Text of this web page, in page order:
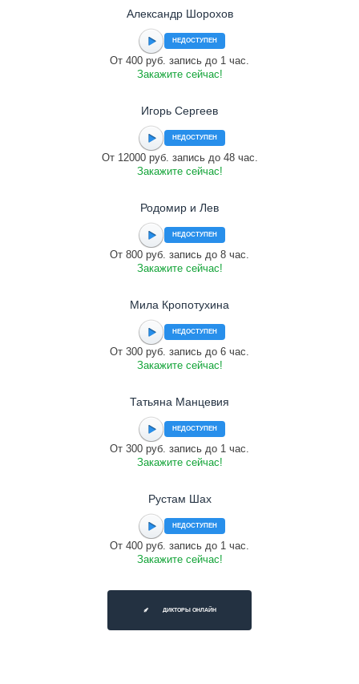
Александр Шорохов
НЕДОСТУПЕН
От 400 руб. запись до 1 час.
Закажите сейчас!
Игорь Сергеев
НЕДОСТУПЕН
От 12000 руб. запись до 48 час.
Закажите сейчас!
Родомир и Лев
НЕДОСТУПЕН
От 800 руб. запись до 8 час.
Закажите сейчас!
Мила Кропотухина
НЕДОСТУПЕН
От 300 руб. запись до 6 час.
Закажите сейчас!
Татьяна Манцевия
НЕДОСТУПЕН
От 300 руб. запись до 1 час.
Закажите сейчас!
Рустам Шах
НЕДОСТУПЕН
От 400 руб. запись до 1 час.
Закажите сейчас!
ДИКТОРЫ ОНЛАЙН